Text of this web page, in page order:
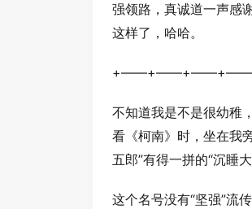
强领路，真诚道一声感
这样了，哈哈。
不知道我是不是很幼稚
看《柯南》时，坐在我
五郎”有得一拼的“沉睡大
这个名号没有“坚强”流